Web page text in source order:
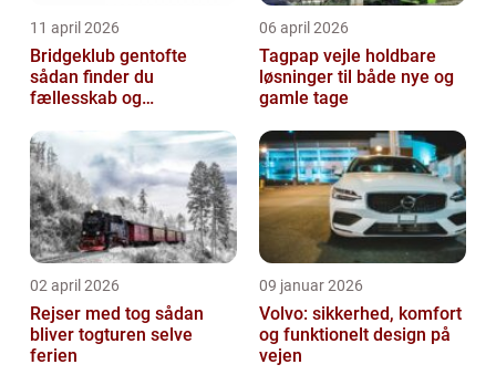
11 april 2026
Bridgeklub gentofte
sådan finder du
fællesskab og
06 april 2026
Tagpap vejle holdbare
løsninger til både nye og
gamle tage
02 april 2026
Rejser med tog sådan
bliver togturen selve
ferien
09 januar 2026
Volvo: sikkerhed, komfort
og funktionelt design på
vejen